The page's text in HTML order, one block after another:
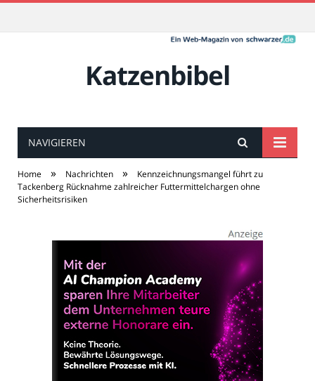
Katzenbibel
NAVIGIEREN
Home » Nachrichten »
Kennzeichnungsmangel führt zu
Tackenberg Rücknahme zahlreicher Futtermittelchargen ohne
Sicherheitsrisiken